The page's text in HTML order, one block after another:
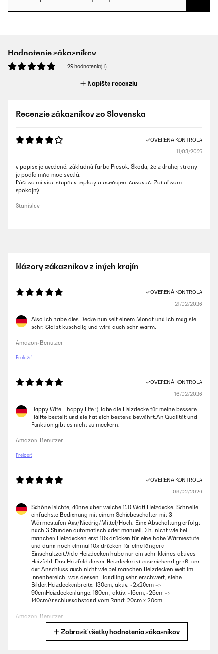
Hodnotenie zákazníkov
29 hodnotenia(-í)
Napíšte recenziu
Recenzie zákazníkov zo Slovenska
OVERENÁ KONTROLA
11/03/2025
v popise je uvedené: základná farba Piesok. Škoda, že z druhej strany
je podľa mňa moc svetlá.
Páči sa mi viac stupňov teploty a oceňujem časovač. Zatiaľ som
spokojný
Stanislav
Názory zákazníkov z iných krajín
OVERENÁ KONTROLA
21/02/2026
Also ich habe dies Decke nun seit einem Monat und ich mag sie
sehr. Sie ist kuschelig und wird auch sehr warm.
Amazon-Benutzer
Preložiť
OVERENÁ KONTROLA
16/02/2026
Happy Wife - happy Life :)Habe die Heizdecke für meine bessere
Hälfte bestellt und sie hat sich bestens bewährt.An Qualität und
Funktion gibt es nicht zu meckern.
Amazon-Benutzer
Preložiť
OVERENÁ KONTROLA
08/02/2026
Schöne leichte, dünne aber weiche 120 Watt Heizdecke. Schnelle
einfachste Bedienung mit einem Schiebeschalter mit 3
Wärmestufen Aus/Niedrig/Mittel/Hoch. Eine Abschaltung erfolgt
nach 3 Stunden automatisch oder manuell.D.h. nicht wie bei
manchen Heizdecken erst 10x drücken für eine hohe Wärmestufe
und dann noch einmal 10x drücken für eine längere
Einschaltzeit.Viele Heizdecken habe nur ein sehr kleines aktives
Heizfeld. Das Heizfeld dieser Heizdecke ist ausreichend groß, und
der Anschluss auch nicht wie bei manchen Heizdecken weit im
Innenbereich, was dessen Handling sehr erschwert, siehe
Bilder.Heizdeckenbreite: 130cm, aktiv: -2x20cm =>
90cmHeizdeckenlänge: 180cm, aktiv: -15cm, -25cm =>
140cmAnschlussabstand vom Rand: 20cm x 20cm
Amazon-Benutzer
Zobraziť všetky hodnotenia zákazníkov